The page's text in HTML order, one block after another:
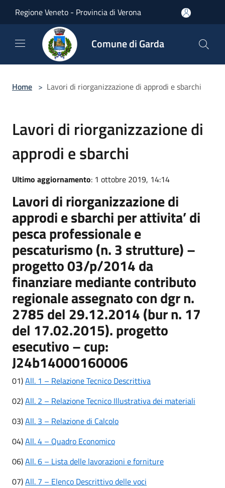
Regione Veneto - Provincia di Verona
Comune di Garda
Home > Lavori di riorganizzazione di approdi e sbarchi
Lavori di riorganizzazione di
approdi e sbarchi
Ultimo aggiornamento: 1 ottobre 2019, 14:14
Lavori di riorganizzazione di
approdi e sbarchi per attivita’ di
pesca professionale e
pescaturismo (n. 3 strutture) –
progetto 03/p/2014 da
finanziare mediante contributo
regionale assegnato con dgr n.
2785 del 29.12.2014 (bur n. 17
del 17.02.2015). progetto
esecutivo – cup:
J24b14000160006
01)All. 1 – Relazione Tecnico Descrittiva
02)All. 2 – Relazione Tecnico Illustrativa dei materiali
03)All. 3 – Relazione di Calcolo
04)All. 4 – Quadro Economico
06)All. 6 – Lista delle lavorazioni e forniture
07)All. 7 – Elenco Descrittivo delle voci